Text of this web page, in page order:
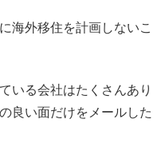
海外移住を計画しないこ
いる会社はたくさんあり
良い面だけをメールした